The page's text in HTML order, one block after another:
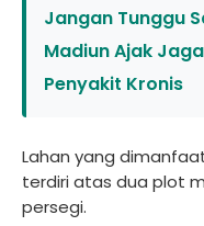
Jangan Tunggu
Madiun Ajak
Penyakit Kronis
Lahan yang
terdiri atas dua plot
persegi.